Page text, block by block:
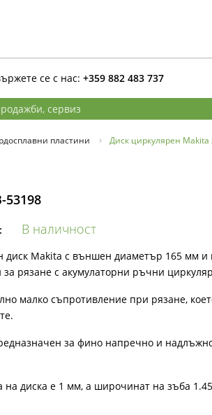
се с нас: +359 882 483 737
сервиз
пластини Диск циркулярен
53198
В наличност
диск Makita с външен диаметър 165 мм
за рязане с акумулаторни ръчни
малко съпротивление при рязане,
за фино напречно и
на диска е 1 мм, а широчинат на зъба